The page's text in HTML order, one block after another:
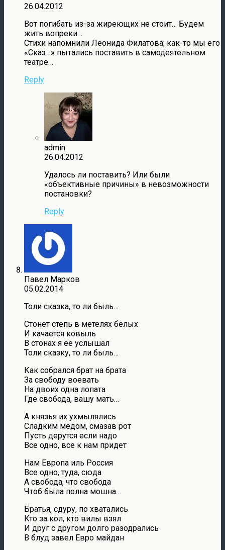
26.04.2012
Вот погибать из-за жиреющих не стоит… Будем
жить вопреки…
Стихи напомнили Леонида Филатова; как-то мы его
«Сказ…» пытались поставить в самодеятельном
театре…
Reply
admin
26.04.2012
Удалось ли поставить? Или были
«объективные причины» в невозможности
постановки?
Reply
Павел Марков
05.02.2014
Толи сказка, то ли быль…
Стонет степь в метелях белых
И качается ковыль
В стонах я ее услышал
Толи сказку, то ли быль…
Как собрался брат на брата
За свободу воевать
На двоих одна лопата
Где свобода, вашу мать…
А князья их ухмылялись
Сладким медом, смазав рот
Пусть дерутся если надо
Все одно, все к нам придет
Нам Европа иль Россия
Все одно, туда, сюда
А свобода, что свобода
Чтоб была полна мошна…
Братья, сдуру, по хватались
Кто за кол, кто вилы взял
И друг с другом долго разодрались
В блуд завел Евро майдан